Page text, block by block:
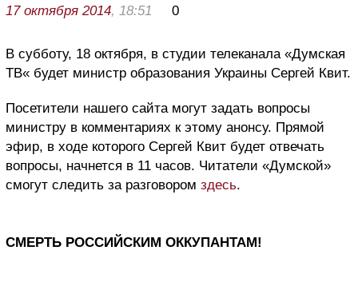
17 октября 2014, 18:51 0
В субботу, 18 октября, в студии телеканала «Думская
ТВ« будет министр образования Украины Сергей Квит.
Посетители нашего сайта могут задать вопросы
министру в комментариях к этому анонсу. Прямой
эфир, в ходе которого Сергей Квит будет отвечать
вопросы, начнется в 11 часов. Читатели «Думской»
смогут следить за разговором здесь.
СМЕРТЬ РОССИЙСКИМ ОККУПАНТАМ!